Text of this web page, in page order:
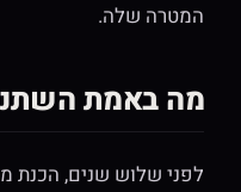
המטרה שלה.
מה באמת
לפני שלוש שנים, הכנת